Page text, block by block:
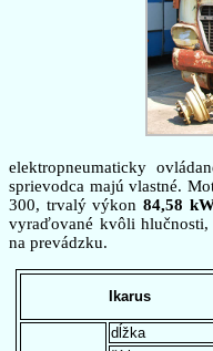
elektropneumaticky
sprievodca majú vlastné.
300, trvalý výkon84,58
vyraďované kvôli
na prevádzku.
Ikarus
dĺžka